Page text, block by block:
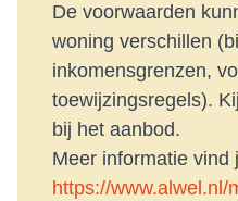
De voorwaarden
woning verschillen
inkomensgrenzen,
toewijzingsregels).
bij het aanbod.
Meer informatie vind
https://www.alwel.nl/